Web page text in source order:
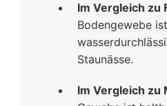
Im Vergleich zu
Bodengewebe ist
Staunässe.
Im Vergleich zu